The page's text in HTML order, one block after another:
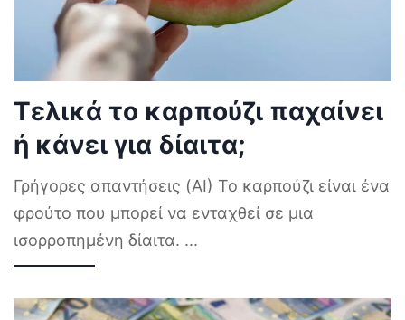
Τελικά το καρπούζι παχαίνει
ή κάνει για δίαιτα;
Γρήγορες απαντήσεις (AI) Το καρπούζι είναι ένα
φρούτο που μπορεί να ενταχθεί σε μια
ισορροπημένη δίαιτα. ...